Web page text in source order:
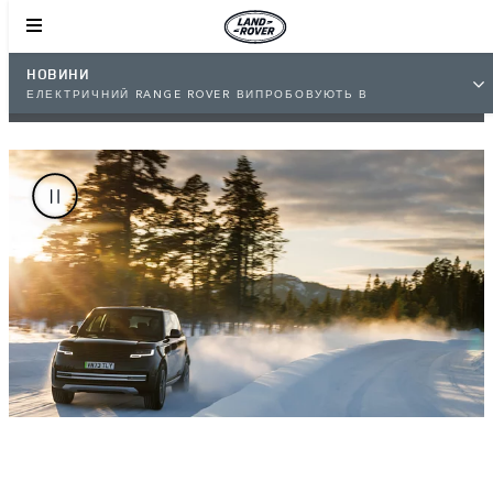
НОВИНИ
ЕЛЕКТРИЧНИЙ RANGE ROVER ВИПРОБОВУЮТЬ В